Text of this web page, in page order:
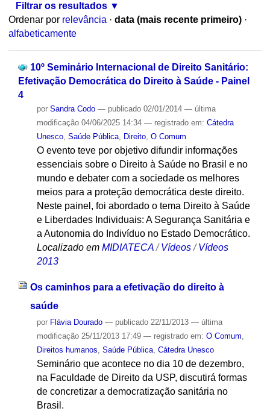
Filtrar os resultados
Ordenar por relevância · data (mais recente primeiro) ·
alfabeticamente
10º Seminário Internacional de Direito Sanitário:
Efetivação Democrática do Direito à Saúde - Painel
4
por Sandra Codo — publicado02/01/2014 — última
modificação04/06/2025 14:34 — registrado em: Cátedra
Unesco, Saúde Pública, Direito, O Comum
O evento teve por objetivo difundir informações
essenciais sobre o Direito à Saúde no Brasil e no
mundo e debater com a sociedade os melhores
meios para a proteção democrática deste direito.
Neste painel, foi abordado o tema Direito à Saúde
e Liberdades Individuais: A Segurança Sanitária e
a Autonomia do Indivíduo no Estado Democrático.
Localizado em MIDIATECA /Vídeos /Vídeos
2013
Os caminhos para a efetivação do direito à
saúde
por Flávia Dourado — publicado22/11/2013 — última
modificação25/11/2013 17:49 — registrado em: O Comum
Direitos humanos Saúde Pública, Cátedra Unesco
Seminário que acontece no dia 10 de dezembro,
na Faculdade de Direito da USP, discutirá formas
de concretizar a democratização sanitária no
Brasil.